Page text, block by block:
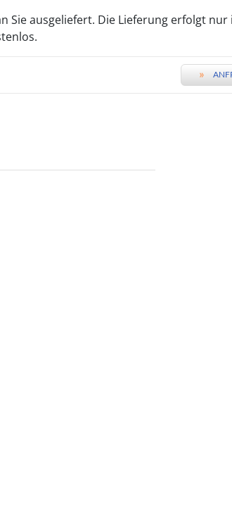
Sie ausgeliefert. Die Lieferung erfolgt
»